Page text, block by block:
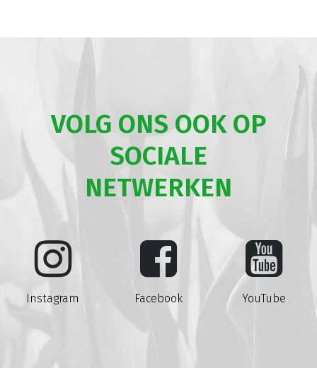
VOLG ONS OOK OP
SOCIALE
NETWERKEN
Instagram Facebook YouTube